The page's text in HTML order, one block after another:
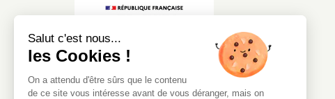
Salut c'est nous...
les Cookies !
On a attendu d'être sûrs que le contenu
de ce site vous intéresse avant de vous déranger, mais on